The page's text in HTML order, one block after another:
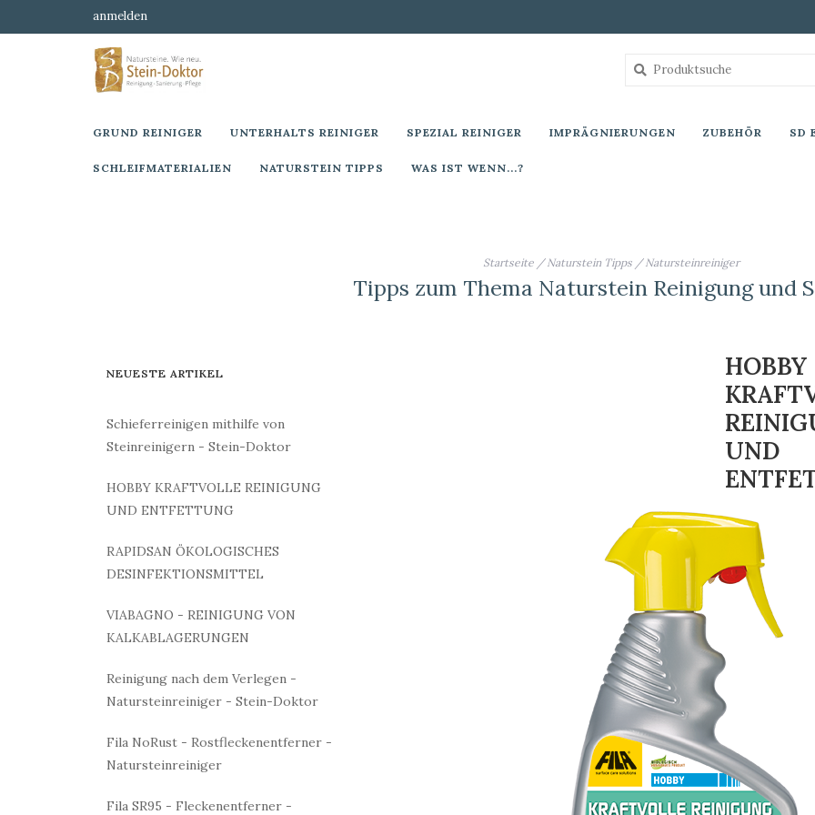
anmelden
GRUND REINIGER UNTERHALTS REINIGER SPEZIAL REINIGER IMPRÄGNIERUNGEN ZUBEHÖR SD
SCHLEIFMATERIALIEN NATURSTEIN TIPPS WAS IST WENN...?
Startseite /Naturstein Tipps /Natursteinreiniger
Tipps zum Thema Naturstein Reinigung und
HOBBY
UND
NEUESTE ARTIKEL
Schieferreinigen mithilfe von
Steinreinigern - Stein-Doktor
HOBBY KRAFTVOLLE REINIGUNG
UND ENTFETTUNG
RAPIDSAN ÖKOLOGISCHES
DESINFEKTIONSMITTEL
VIABAGNO - REINIGUNG VON
KALKABLAGERUNGEN
Reinigung nach dem Verlegen -
Natursteinreiniger - Stein-Doktor
Fila NoRust - Rostfleckenentferner -
Natursteinreiniger
Fila SR95 - Fleckenentferner -